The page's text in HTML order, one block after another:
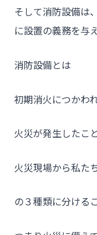
チーム
そして消防設備は
に設置の義務を与
消防設備とは
初期消火につかわ
火災が発生したこ
火災現場から私た
の３種類に分ける